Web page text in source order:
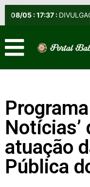
08/05 :17:37 : DIVULGAÇÃO DO EDITAL Nº 012/2026-DE
Notícias’
atuação
Pública